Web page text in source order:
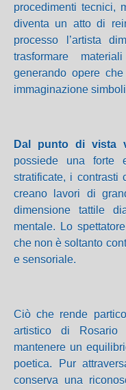
procedimenti tecnici,
diventa un atto di
processo l’artista
trasformare
generando opere
immaginazione
Dal punto di vista
possiede una forte
stratificate, i contrasti
creano lavori di
dimensione tattile
mentale. Lo
che non è soltanto
e sensoriale.
Ciò che rende
artistico di
mantenere un
poetica. Pur
conserva una